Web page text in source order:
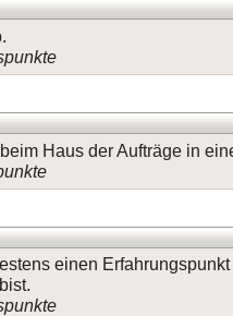
Haus der Aufträge in
einen